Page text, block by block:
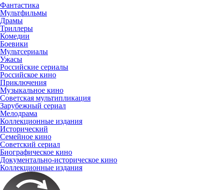
Фантастика
Мультфильмы
Драмы
Триллеры
Комедии
Боевики
Мультсериалы
Ужасы
Российские сериалы
Российское кино
Приключения
Музыкальное кино
Советская мультипликация
Зарубежный сериал
Мелодрама
Коллекционные издания
Исторический
Семейное кино
Советский сериал
Биографическое кино
Документально-историческое кино
Коллекционные издания